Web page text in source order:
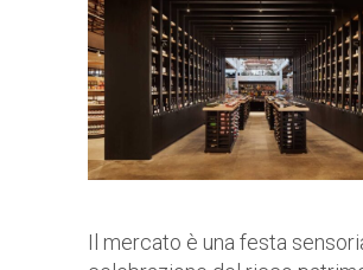
Il mercato è una festa